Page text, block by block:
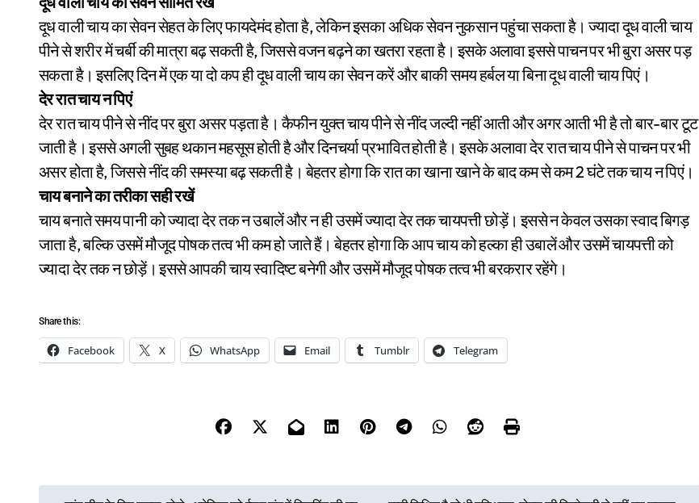
दूध वाली चाय का सेवन सेहत के लिए फायदेमंद होता है, लेकिन इसका अधिक सेवन नुकसान पहुंचा सकता है। ज्यादा दूध वाली चाय
पीने से शरीर में चर्बी की मात्रा बढ़ सकती है, जिससे वजन बढ़ने का खतरा रहता है। इसके अलावा इससे पाचन पर भी बुरा असर पड़
सकता है। इसलिए दिन में एक या दो कप ही दूध वाली चाय का सेवन करें और बाकी समय हर्बल या बिना दूध वाली चाय पिएं।
देर रात चाय न पिएं
देर रात चाय पीने से नींद पर बुरा असर पड़ता है। कैफीन युक्त चाय पीने से नींद जल्दी नहीं आती और अगर आती भी है तो बार-बार टूट
जाती है। इससे अगली सुबह थकान महसूस होती है और दिनचर्या प्रभावित होती है। इसके अलावा देर रात चाय पीने से पाचन पर भी
असर होता है, जिससे नींद की समस्या बढ़ सकती है। बेहतर होगा कि रात का खाना खाने के बाद कम से कम 2 घंटे तक चाय न पिएं।
चाय बनाने का तरीका सही रखें
चाय बनाते समय पानी को ज्यादा देर तक न उबालें और न ही उसमें ज्यादा देर तक चायपत्ती छोड़ें। इससे न केवल उसका स्वाद बिगड़
जाता है, बल्कि उसमें मौजूद पोषक तत्व भी कम हो जाते हैं। बेहतर होगा कि आप चाय को हल्का ही उबालें और उसमें चायपत्ती को
ज्यादा देर तक न छोड़ें। इससे आपकी चाय स्वादिष्ट बनेगी और उसमें मौजूद पोषक तत्व भी बरकरार रहेंगे।
Share this:
Facebook X WhatsApp Email Tumblr Telegram